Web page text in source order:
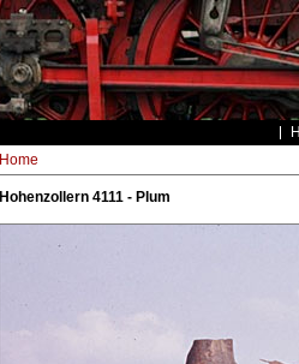
Home
Hohenzollern 4111 - Plum